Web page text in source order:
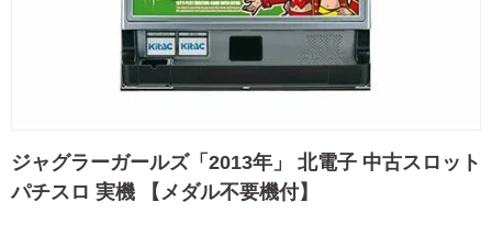
ジャグラーガールズ「2013年」 北電子 中古スロット
パチスロ 実機 【メダル不要機付】